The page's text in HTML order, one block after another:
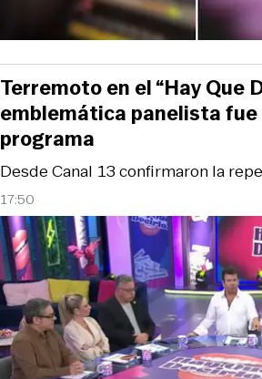
17:50
Desde Canal 13 confirmaron la
Terremoto en el “Hay Que
emblemática panelista fue
programa